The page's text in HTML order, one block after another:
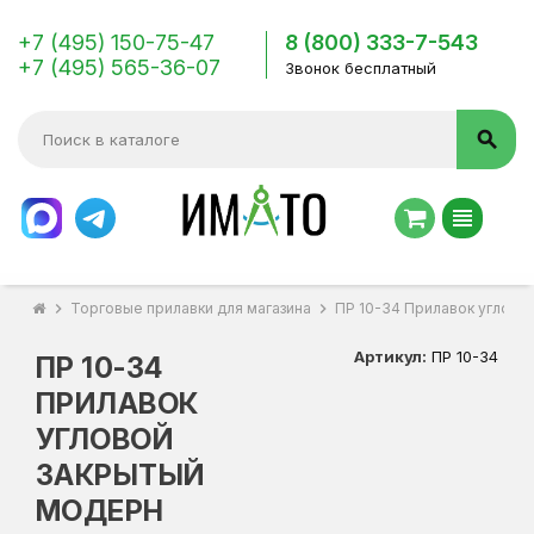
+7 (495) 150-75-47
+7 (495) 565-36-07
8 (800) 333-7-543
Звонок бесплатный
search
view_headline
chevron_right Торговые прилавки для магазина chevron_right ПР 10-34 Прилавок
ПР 10-34
ПРИЛАВОК
УГЛОВОЙ
ЗАКРЫТЫЙ
МОДЕРН
Артикул: ПР 10-34